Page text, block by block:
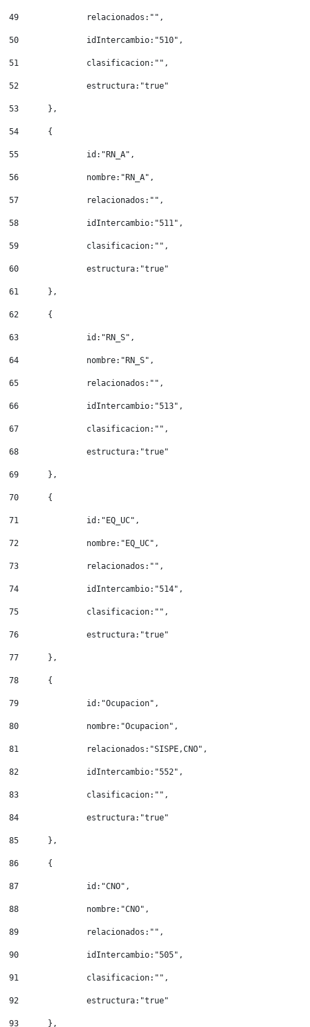
49
		relacionados:"",
50
		idIntercambio:"510",
51
		clasificacion:"",
52
		estructura:"true"
53
	},
54
	{
55
		id:"RN_A",
56
		nombre:"RN_A",
57
		relacionados:"",
58
		idIntercambio:"511",
59
		clasificacion:"",
60
		estructura:"true"
61
	},
62
	{
63
		id:"RN_S",
64
		nombre:"RN_S",
65
		relacionados:"",
66
		idIntercambio:"513",
67
		clasificacion:"",
68
		estructura:"true"
69
	},
70
	{
71
		id:"EQ_UC",
72
		nombre:"EQ_UC",
73
		relacionados:"",
74
		idIntercambio:"514",
75
		clasificacion:"",
76
		estructura:"true"
77
	},
78
	{
79
		id:"Ocupacion",
80
		nombre:"Ocupacion",
81
		relacionados:"SISPE,CNO",
82
		idIntercambio:"552",
83
		clasificacion:"",
84
		estructura:"true"
85
	},
86
	{
87
		id:"CNO",
88
		nombre:"CNO",
89
		relacionados:"",
90
		idIntercambio:"505",
91
		clasificacion:"",
92
		estructura:"true"
93
	},